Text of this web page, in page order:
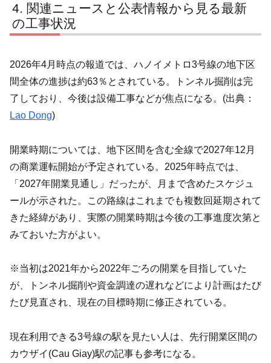
関連ニュースと公表情報から見る最新
の工事状況
2026年4月時点の報道では、ハノイメトロ3号線の地下区
間全体の進捗は約63％とされている。トンネル掘削は完
了しており、今後は設備工事などが焦点になる。(出典：
Lao Dong)
開業時期については、地下区間を含む全線で2027年12月
の商業運転開始が予定されている。2025年時点では、
「2027年開業見通し」だったが、月まで含めたスケジュ
ールが示された。この路線はこれまでも複数回延期されて
きた経緯があり、実際の開業時期は今後の工事進度次第と
みておいた方がよい。
※当初は2021年から2022年ごろの開業を目指していた
が、トンネル掘削や資金調達の遅れなどにより計画はたび
たび見直され、現在の目標時期に修正されている。
現在利用できる3号線の駅を見たい人は、先行開業区間の
カウザイ(Cau Giay)駅の記事も参考になる。